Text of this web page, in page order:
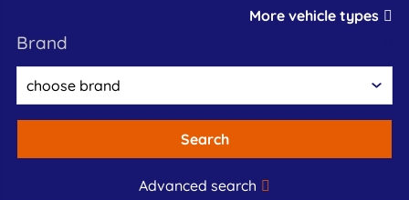
More vehicle types
brand
Search
Advanced search